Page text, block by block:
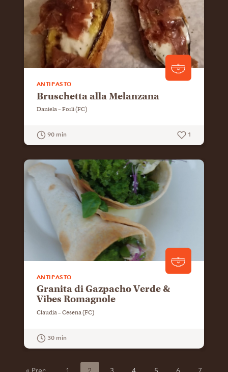
ANTIPASTO
Bruschetta alla Melanzana
Daniela – Forlì (FC)
90 min 1
ANTIPASTO
Granita di Gazpacho Verde &
Vibes Romagnole
Claudia – Cesena (FC)
30 min